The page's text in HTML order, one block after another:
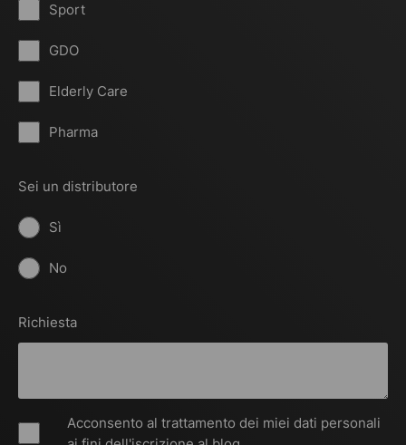
Sport
GDO
Elderly Care
Pharma
Sei un distributore
Sì
No
Richiesta
Acconsento al trattamento dei miei dati personali